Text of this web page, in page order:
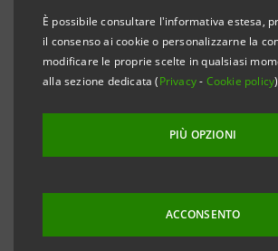
È possibile consultare l'informativa estesa,
il consenso ai cookie o personalizzarne la
modificare le proprie scelte in qualsiasi
alla sezione dedicata (Privacy- Cookie policy
PIÙ OPZIONI
ACCONSENTO
collaborazione con Intesa
Unione Europea: Storia di
contrasto e molte opportunità, che
riflessione sull’Unione Europea
nascita vista come una storia di